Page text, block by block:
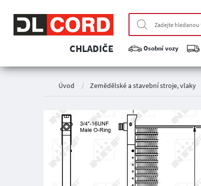
CHLADIČE Osobní vozy
Úvod / Zemědělské a stavební stroje, vlaky